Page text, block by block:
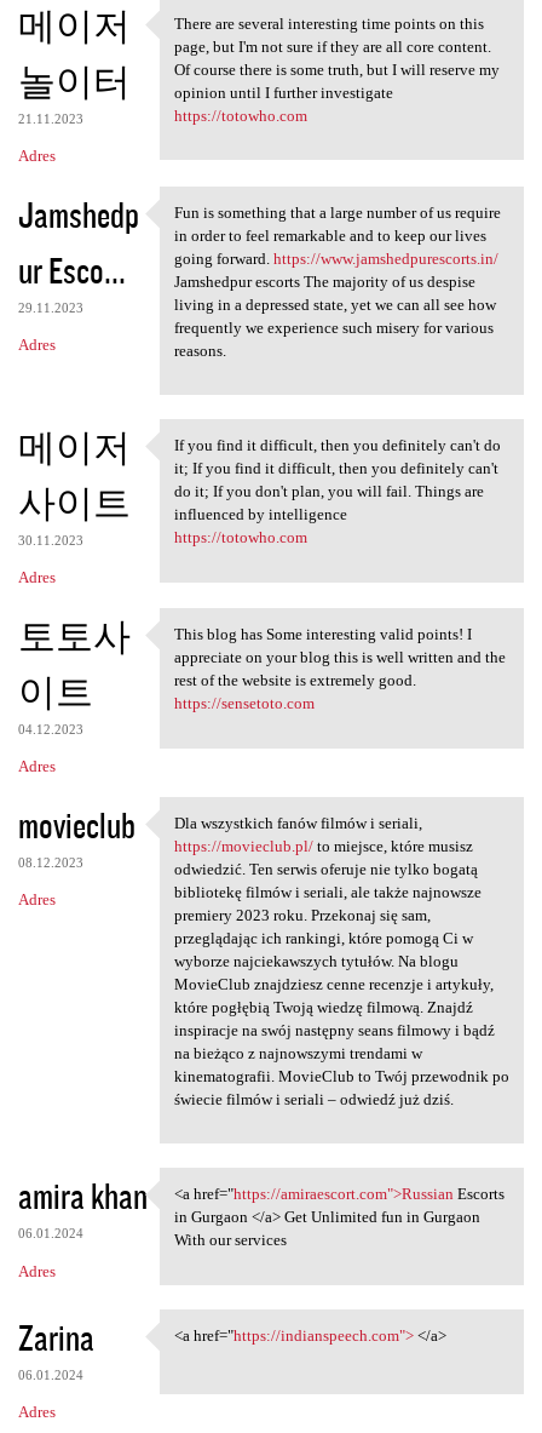
메이저
놀이터
21.11.2023
Adres
There are several interesting
There are several interesting time points on this
page, but I'm not sure if they are all core content.
Of course there is some truth, but I will reserve my
opinion until I further investigate
https://totowho.com
Jamshedp
ur Esco...
29.11.2023
Adres
Fun is something that a large
Fun is something that a large number of us require
in order to feel remarkable and to keep our lives
going forward. https://www.jamshedpurescorts.in/
Jamshedpur escorts The majority of us despise
living in a depressed state, yet we can all see how
frequently we experience such misery for various
reasons.
메이저
사이트
30.11.2023
Adres
If you find it difficult,
If you find it difficult, then you definitely can't do
it; If you find it difficult, then you definitely can't
do it; If you don't plan, you will fail. Things are
influenced by intelligence
https://totowho.com
토토사
이트
04.12.2023
Adres
This blog has Some
This blog has Some interesting valid points! I
appreciate on your blog this is well written and the
rest of the website is extremely good.
https://sensetoto.com
movieclub
08.12.2023
Adres
Dla wszystkich fanów filmów i
Dla wszystkich fanów filmów i seriali,
https://movieclub.pl/to miejsce, które musisz
odwiedzić. Ten serwis oferuje nie tylko bogatą
bibliotekę filmów i seriali, ale także najnowsze
premiery 2023 roku. Przekonaj się sam,
przeglądając ich rankingi, które pomogą Ci w
wyborze najciekawszych tytułów. Na blogu
MovieClub znajdziesz cenne recenzje i artykuły,
które pogłębią Twoją wiedzę filmową. Znajdź
inspiracje na swój następny seans filmowy i bądź
na bieżąco z najnowszymi trendami w
kinematografii. MovieClub to Twój przewodnik po
świecie filmów i seriali – odwiedź już dziś.
amira khan
06.01.2024
Adres
<a href="https://amiraescort
<a href="https://amiraescort.com">Russian Escorts
in Gurgaon </a> Get Unlimited fun in Gurgaon
With our services
Zarina
06.01.2024
Adres
<a href="https://indianspeech
<a href="https://indianspeech.com"></a>